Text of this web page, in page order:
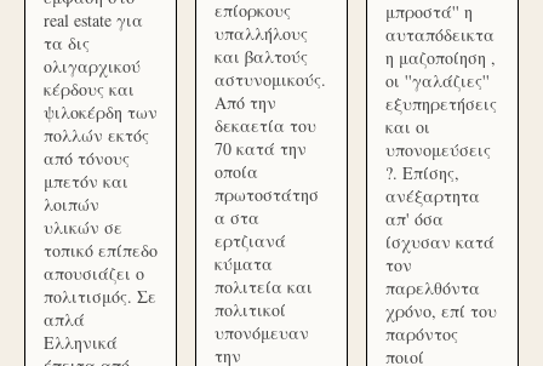
real estate για
τα δις
ολιγαρχικού
κέρδους και
ψιλοκέρδη των
πολλών εκτός
από τόνους
μπετόν και
λοιπών
υλικών σε
τοπικό επίπεδο
απουσιάζει ο
πολιτισμός. Σε
απλά
Ελληνικά
επίορκους
υπαλλήλους
και βαλτούς
αστυνομικούς.
Από την
δεκαετία του
70 κατά την
οποία
πρωτοστάτησ
α στα
ερτζιανά
κύματα
πολιτεία και
πολιτικοί
υπονόμευαν
την
μπροστά'' η
αυταπόδεικτα
η μαζοποίηση ,
οι ''γαλάζιες''
εξυπηρετήσεις
και οι
υπονομεύσεις
?. Επίσης,
ανέξαρτητα
απ' όσα
ίσχυσαν κατά
τον
παρελθόντα
χρόνο, επί του
παρόντος
ποιοί